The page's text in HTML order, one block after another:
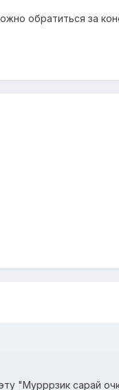
обратиться за
"Мурррзик сарай